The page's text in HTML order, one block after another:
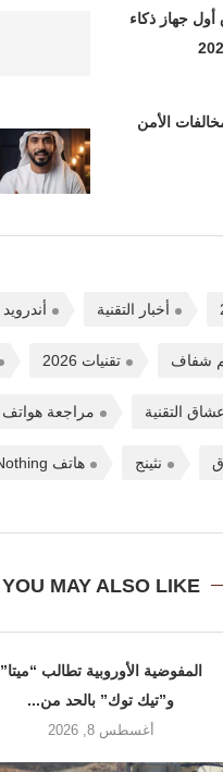
أول جهاز ذكاء
الأمن
أخبار التقنية أندرويد
شفاف تقنيات 2026
عشاق التقنية مراجعة هواتف
نثينج هاتف Nothing
YOU MAY ALSO LIKE
المفوضية الأوروبية تطالب “ميتا”
و”تيك توك” بالحد من...
أغسطس 8, 2026